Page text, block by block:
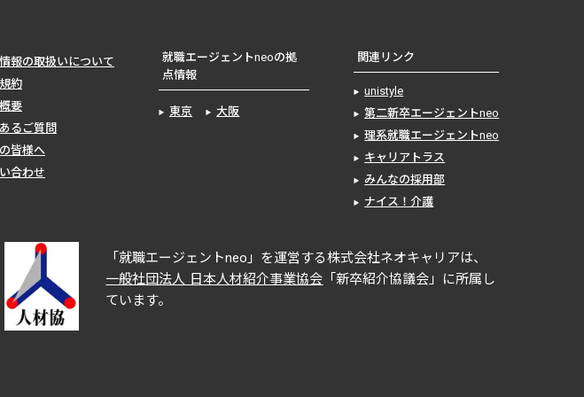
報の取扱いについて
約
要
るご質問
皆様へ
合わせ
就職エージェントneoの拠
点情報
東京 大阪
関連リンク
unistyle
第二新卒エージェントneo
理系就職エージェントneo
キャリアトラス
みんなの採用部
ナイス！介護
「就職エージェントneo」を運営する株式会社ネオキャリアは、
一般社団法人 日本人材紹介事業協会 「新卒紹介協議会」に所属し
ています。